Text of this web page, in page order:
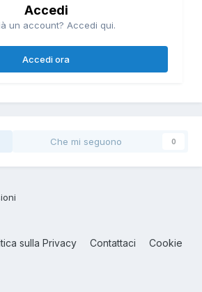
Accedi
un account? Accedi qui.
Accedi ora
Che mi seguono 0
sulla Privacy Contattaci Cookie